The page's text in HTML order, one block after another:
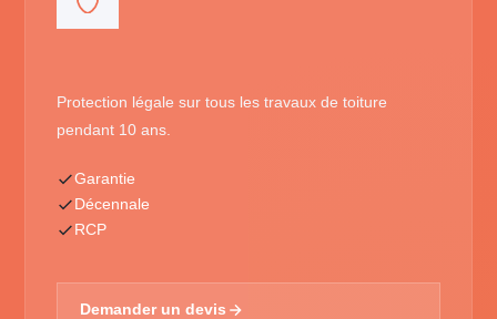
Protection légale sur tous les travaux de toiture
pendant 10 ans.
Garantie
Décennale
RCP
Demander un devis